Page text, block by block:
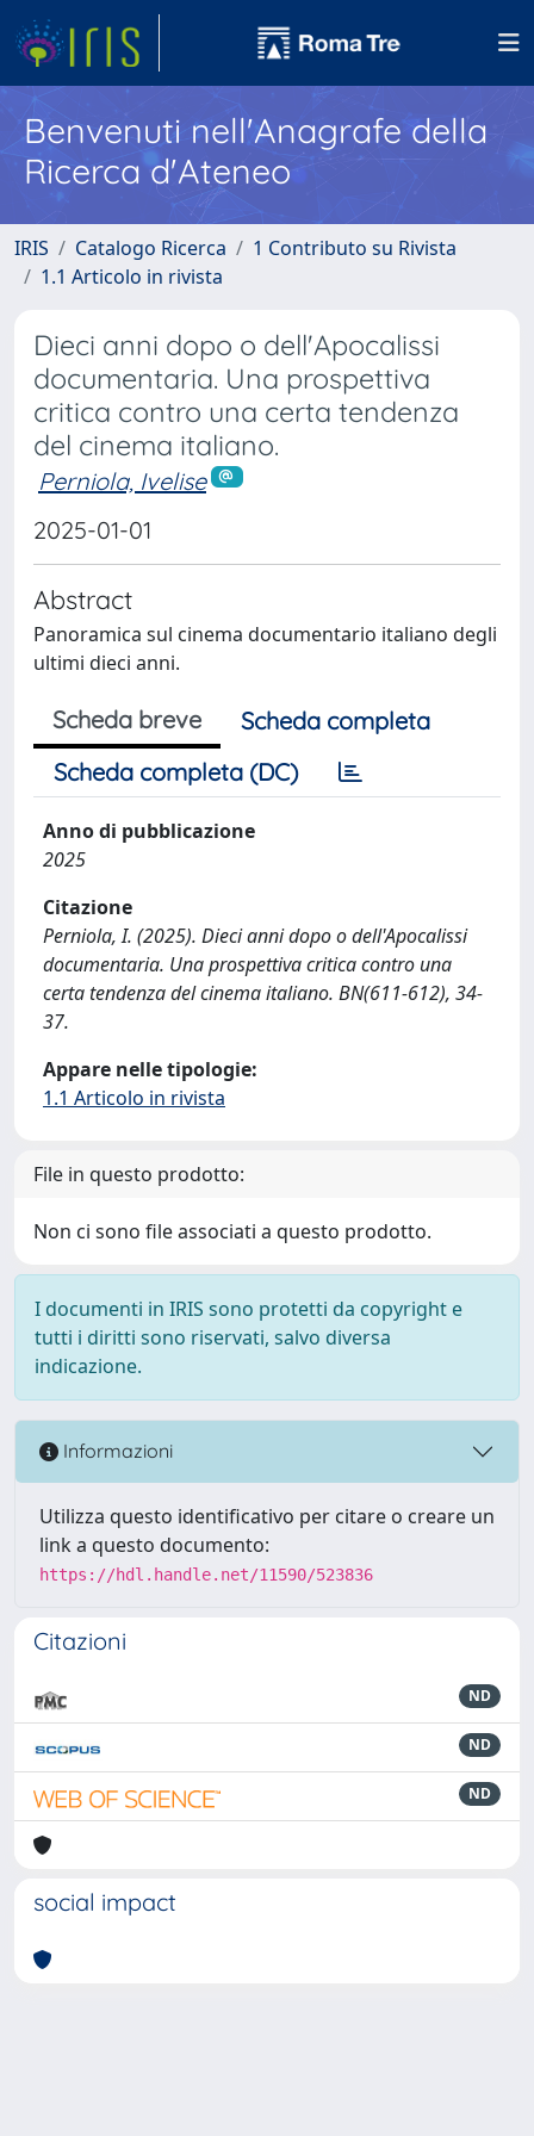
Benvenuti nell'Anagrafe della
Ricerca d'Ateneo
IRIS Catalogo Ricerca
1 Contributo su Rivista
1.1 Articolo in rivista
Dieci anni dopo o dell'Apocalissi
documentaria. Una prospettiva
critica contro una certa tendenza
del cinema italiano.
Perniola, Ivelise
2025-01-01
Abstract
Panoramica sul cinema documentario italiano degli
ultimi dieci anni.
Scheda breve
Scheda completa
Scheda completa (DC)
Anno di pubblicazione
2025
Citazione
Perniola, I. (2025). Dieci anni dopo o dell'Apocalissi
documentaria. Una prospettiva critica contro una
certa tendenza del cinema italiano. BN(611-612), 34-
37.
Appare nelle tipologie:
1.1 Articolo in rivista
File in questo prodotto:
Non ci sono file associati a questo prodotto.
I documenti in IRIS sono protetti da copyright e
tutti i diritti sono riservati, salvo diversa
indicazione.
Informazioni
Utilizza questo identificativo per citare o creare un
link a questo documento:
https://hdl.handle.net/11590/523836
Citazioni
ND
ND
ND
social impact